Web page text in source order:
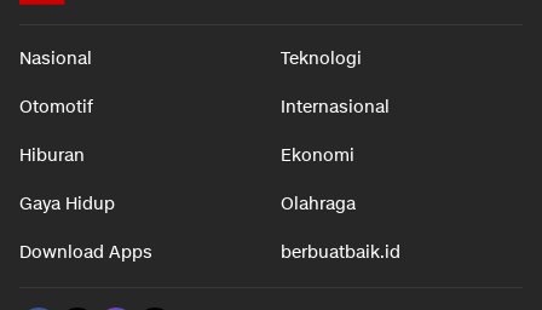
Nasional Teknologi
Otomotif Internasional
Hiburan Ekonomi
Gaya Hidup Olahraga
Download Apps berbuatbaik.id